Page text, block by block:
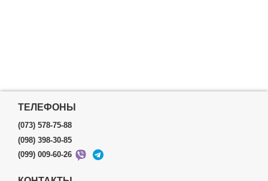
ТЕЛЕФОНЫ
(073) 578-75-88
(098) 398-30-85
(099) 009-60-26